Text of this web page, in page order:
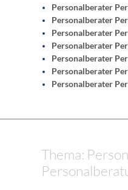
Personalberater
Personalberater
Personalberater
Personalberater
Personalberater
Personalberater
Personalberater
Thema: